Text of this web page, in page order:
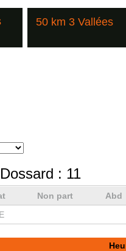
50 km 3 Vallées
: 11
Non part
Abd